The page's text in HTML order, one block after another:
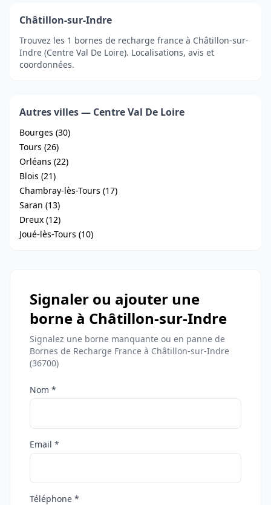
Châtillon-sur-Indre
Trouvez les 1 bornes de recharge france à Châtillon-sur-
Indre (Centre Val De Loire). Localisations, avis et
coordonnées.
Autres villes — Centre Val De Loire
Bourges (30)
Tours (26)
Orléans (22)
Blois (21)
Chambray-lès-Tours (17)
Saran (13)
Dreux (12)
Joué-lès-Tours (10)
Signaler ou ajouter une
borne à Châtillon-sur-Indre
Signalez une borne manquante ou en panne de
Bornes de Recharge France à Châtillon-sur-Indre
(36700)
Nom *
Email *
Téléphone *